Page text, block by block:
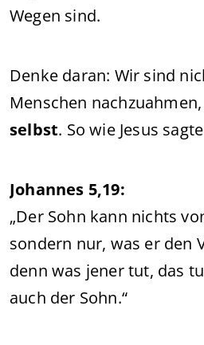
Wegen sind.
Denke daran: Wir sind
Menschen
selbst. So wie Jesus
Johannes 5,19:
„Der Sohn kann nichts
sondern nur, was er den
denn was jener tut, das
auch der Sohn.“